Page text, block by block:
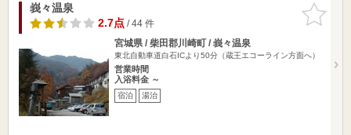
お気に入
りに追加
峩々温泉
2.7点/ 44 件
宮城県 / 柴田郡川崎町 / 峩々温泉
東北自動車道白石ICより50分（蔵王エコーライン方面へ）
営業時間
入浴料金 ～
宿泊 湯治